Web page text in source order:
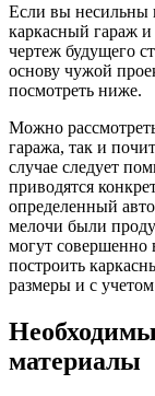
Если вы несильны
каркасный гараж и
чертеж будущего
основу чужой
посмотреть ниже.
Можно
гаража, так и
случае следует
приводятся
определенный
мелочи были
могут совершенно
построить
размеры и с
материалы